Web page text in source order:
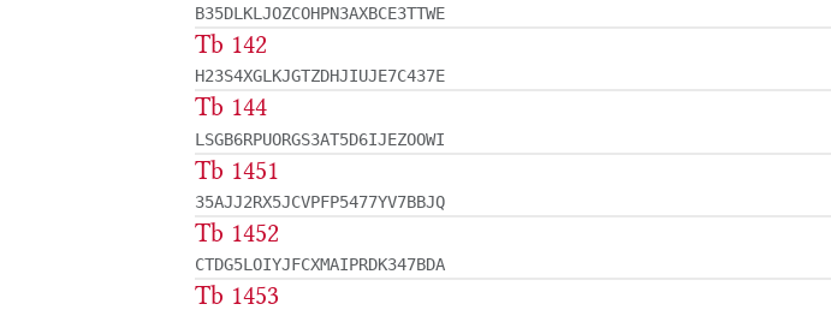
B35DLKLJOZCOHPN3AXBCE3TTWE
Tb 142
H23S4XGLKJGTZDHJIUJE7C437E
Tb 144
LSGB6RPUORGS3AT5D6IJEZOOWI
Tb 1451
35AJJ2RX5JCVPFP5477YV7BBJQ
Tb 1452
CTDG5LOIYJFCXMAIPRDK347BDA
Tb 1453